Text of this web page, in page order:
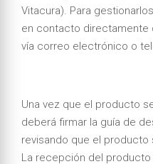
Vitacura). Para
en contacto directamente
vía correo electrónico o
Una vez que el producto
deberá firmar la guía de
revisando que el
La recepción del